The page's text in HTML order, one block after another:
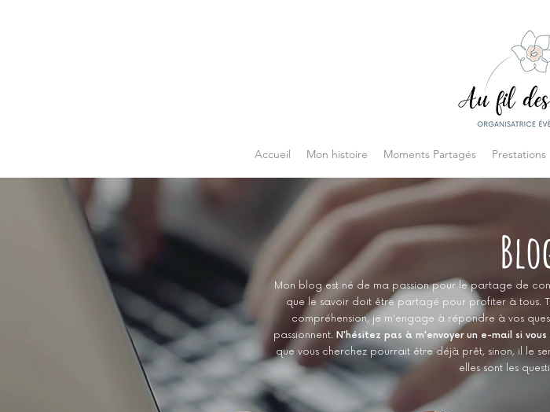
Accueil Mon histoire Moments Partagés Prestations
Mon blog est né de ma passion pour le partage de
que le savoir doit être partagé pour profiter à tous.
compréhension, je m'engage à répondre à vos
passionnent. N'hésitez pas à m'envoyer un e-mail si
que vous cherchez pourrait être déjà prêt, sinon, il le
elles sont les